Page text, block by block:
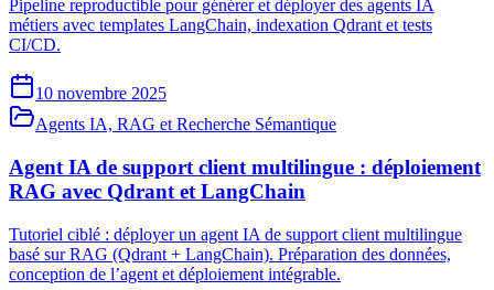
Pipeline reproductible pour générer et déployer des agents IA
métiers avec templates LangChain, indexation Qdrant et tests
CI/CD.
10 novembre 2025
Agents IA, RAG et Recherche Sémantique
Agent IA de support client multilingue : déploiement
RAG avec Qdrant et LangChain
Tutoriel ciblé : déployer un agent IA de support client multilingue
basé sur RAG (Qdrant + LangChain). Préparation des données,
conception de l’agent et déploiement intégrable.